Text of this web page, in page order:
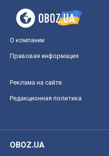
О компании
Правовая информация
Реклама на сайте
Редакционная политика
OBOZ.UA